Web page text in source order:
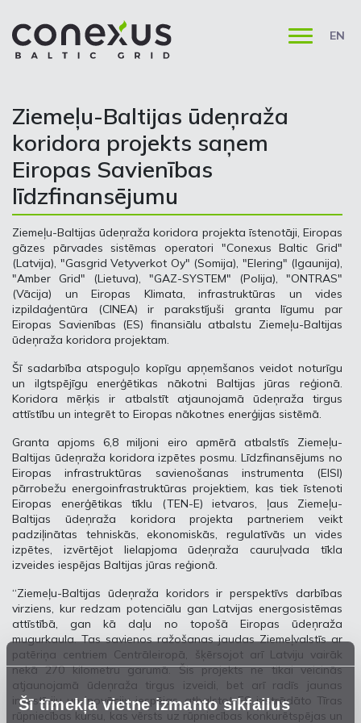
Šī tīmekļa vietne izmanto sīkfailus
EN
Ziemeļu-Baltijas ūdeņraža
koridora projekts saņem
Eiropas Savienības
līdzfinansējumu
Ziemeļu-Baltijas ūdeņraža koridora projekta īstenotāji, Eiropas
gāzes pārvades sistēmas operatori "Conexus Baltic Grid"
(Latvija), "Gasgrid Vetyverkot Oy" (Somija), "Elering" (Igaunija),
"Amber Grid" (Lietuva), "GAZ-SYSTEM" (Polija), "ONTRAS"
(Vācija) un Eiropas Klimata, infrastruktūras un vides
izpildaģentūra (CINEA) ir parakstījuši granta līgumu par
Eiropas Savienības (ES) finansiālu atbalstu Ziemeļu-Baltijas
ūdeņraža koridora projektam.
Šī sadarbība atspoguļo kopīgu apņemšanos veidot noturīgu
un ilgtspējīgu enerģētikas nākotni Baltijas jūras reģionā.
Koridora mērķis ir atbalstīt atjaunojamā ūdeņraža tirgus
attīstību un integrēt to Eiropas nākotnes enerģijas sistēmā.
Granta apjoms 6,8 miljoni eiro apmērā atbalstīs Ziemeļu-
Baltijas ūdeņraža koridora izpētes posmu. Līdzfinansējums no
Eiropas infrastruktūras savienošanas instrumenta (EISI)
pārrobežu energoinfrastruktūras projektiem, kas tiek īstenoti
Eiropas enerģētikas tīklu (TEN-E) ietvaros, ļaus Ziemeļu-
Baltijas ūdeņraža koridora projekta partneriem veikt
padziļinātas tehniskās, ekonomiskās, regulatīvās un vides
izpētes, izvērtējot lielapjoma ūdeņraža cauruļvada tīkla
izveides iespējas Baltijas jūras reģionā.
“Ziemeļu-Baltijas ūdeņraža koridors ir perspektīvs darbības
virziens, kur redzam potenciālu gan Latvijas energosistēmas
attīstībā, gan kā daļu no topošā Eiropas ūdeņraža
mugurkaula. Tas savienos ražošanas jaudas Ziemeļvalstīs ar
patēriņa centriem Centrāleiropā, šķērsojot arī Latviju vairāk
nekā 270 kilometru garumā. Šis projekts ne tikai veicinās
atjaunojamā ūdeņraža tirgus izveidi, bet arī radīs jaunas
investīciju un inovāciju iespējas, atbalstot ES izstrādāto Tīras
rūpniecības kursu, kas vērsts uz rūpniecības konkurētspējas un